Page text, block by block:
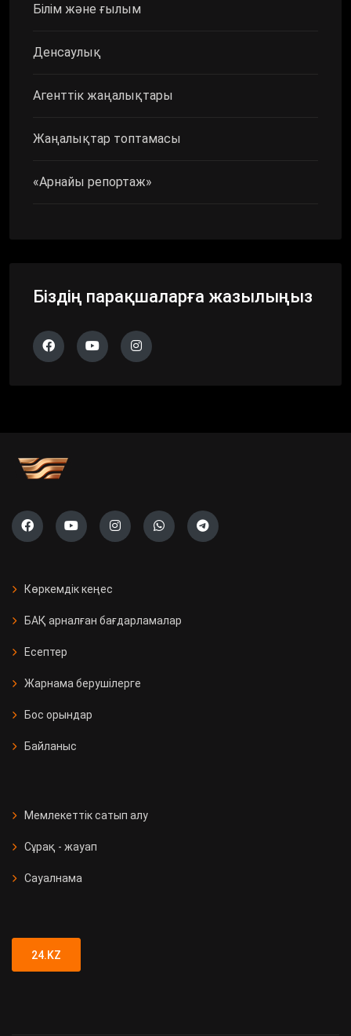
Білім және ғылым
Денсаулық
Агенттік жаңалықтары
Жаңалықтар топтамасы
«Арнайы репортаж»
Біздің парақшаларға жазылыңыз
Көркемдік кеңес
БАҚ арналған бағдарламалар
Есептер
Жарнама берушілерге
Бос орындар
Байланыс
Мемлекеттік сатып алу
Сұрақ - жауап
Сауалнама
24.KZ